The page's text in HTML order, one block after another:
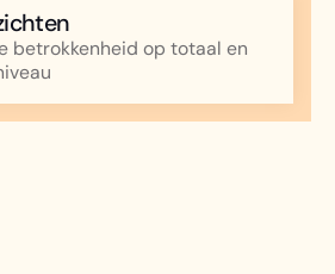
betrokkenheid op totaal en